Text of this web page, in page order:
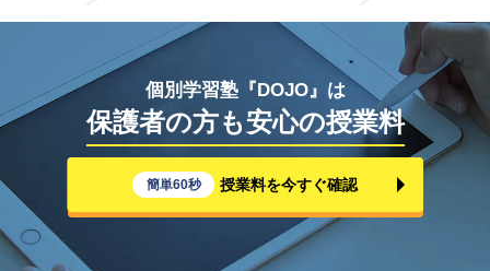
個別学習塾『DOJO』は
保護者の方も安心の授業料
簡単60秒 授業料を今すぐ確認